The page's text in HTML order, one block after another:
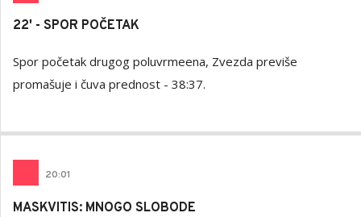
22' - SPOR POČETAK
Spor početak drugog poluvrmeena, Zvezda previše
promašuje i čuva prednost - 38:37.
20:01
MASKVITIS: MNOGO SLOBODE